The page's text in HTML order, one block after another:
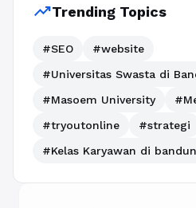
trending_upTrending Topics
#SEO
#website
#Universitas Swasta di
#Masoem University
#tryoutonline
#strategi
#Kelas Karyawan di